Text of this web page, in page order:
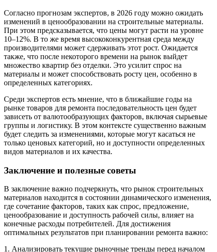
Согласно прогнозам экспертов, в 2026 году можно ожидать
изменений в ценообразовании на строительные материалы.
При этом предсказывается, что цены могут расти на уровне
10–12%. В то же время высококонкурентная среда между
производителями может сдерживать этот рост. Ожидается
также, что после некоторого времени на рынок выйдет
множество квартир без отделки. Это усилит спрос на
материалы и может способствовать росту цен, особенно в
определенных категориях.
Среди экспертов есть мнение, что в ближайшие годы на
рынке товаров для ремонта последовательность цен будет
зависеть от валютообразующих факторов, включая сырьевые
группы и логистику. В этом контексте существенно важным
будет следить за изменениями, которые могут касаться не
только ценовых категорий, но и доступности определенных
видов материалов и их качества.
Заключение и полезные советы
В заключение важно подчеркнуть, что рынок строительных
материалов находится в состоянии динамического изменения,
где сочетание факторов, таких как спрос, предложение,
ценообразование и доступность рабочей силы, влияет на
конечные расходы потребителей. Для достижения
оптимальных результатов при планировании ремонта важно:
1. Анализировать текущие рыночные тренды перед началом